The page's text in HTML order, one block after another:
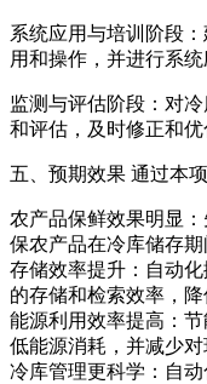
系统应用与培训阶段
用和操作，并进行系统
监测与评估阶段：对
和评估，及时修正和优
五、预期效果 通过本
农产品保鲜效果明显
保农产品在冷库储存期
存储效率提升：自动
的存储和检索效率，降
能源利用效率提高：
低能源消耗，并减少对
冷库管理更科学：自